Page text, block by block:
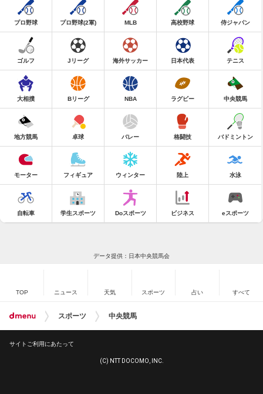
プロ野球 プロ野球(2軍) MLB 高校野球 侍ジャパン
ゴルフ Jリーグ 海外サッカー 日本代表 テニス
大相撲 Bリーグ NBA ラグビー 中央競馬
地方競馬 卓球 バレー 格闘技 バドミントン
モーター フィギュア ウィンター 陸上 水泳
自転車 学生スポーツ Doスポーツ ビジネス eスポーツ
データ提供：日本中央競馬会
TOP ニュース 天気 スポーツ 占い すべて
スポーツ 中央競馬
サイトご利用にあたって
(C) NTT DOCOMO, INC.